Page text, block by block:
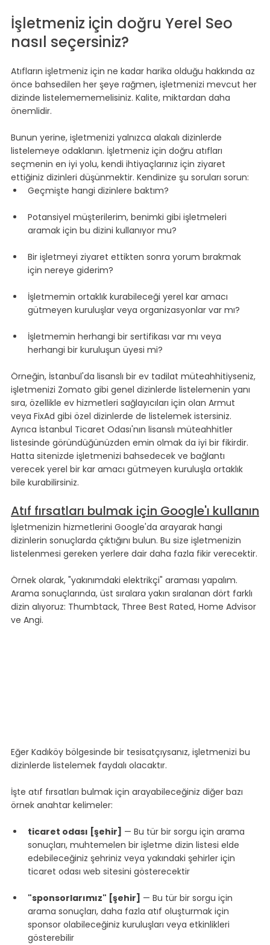
İşletmeniz için doğru Yerel Seo
nasıl seçersiniz?
Atıfların işletmeniz için ne kadar harika olduğu hakkında az
önce bahsedilen her şeye rağmen, işletmenizi mevcut her
dizinde listelemememelisiniz. Kalite, miktardan daha
önemlidir.
Bunun yerine, işletmenizi yalnızca alakalı dizinlerde
listelemeye odaklanın. İşletmeniz için doğru atıfları
seçmenin en iyi yolu, kendi ihtiyaçlarınız için ziyaret
ettiğiniz dizinleri düşünmektir. Kendinize şu soruları sorun:
Geçmişte hangi dizinlere baktım?
Potansiyel müşterilerim, benimki gibi işletmeleri
aramak için bu dizini kullanıyor mu?
Bir işletmeyi ziyaret ettikten sonra yorum bırakmak
için nereye giderim?
İşletmemin ortaklık kurabileceği yerel kar amacı
gütmeyen kuruluşlar veya organizasyonlar var mı?
İşletmemin herhangi bir sertifikası var mı veya
herhangi bir kuruluşun üyesi mi?
Örneğin, İstanbul'da lisanslı bir ev tadilat müteahhitiyseniz,
işletmenizi Zomato gibi genel dizinlerde listelemenin yanı
sıra, özellikle ev hizmetleri sağlayıcıları için olan Armut
veya FixAd gibi özel dizinlerde de listelemek istersiniz.
Ayrıca İstanbul Ticaret Odası'nın lisanslı müteahhitler
listesinde göründüğünüzden emin olmak da iyi bir fikirdir.
Hatta sitenizde işletmenizi bahsedecek ve bağlantı
verecek yerel bir kar amacı gütmeyen kuruluşla ortaklık
bile kurabilirsiniz.
Atıf fırsatları bulmak için Google'ı kullanın
İşletmenizin hizmetlerini Google'da arayarak hangi
dizinlerin sonuçlarda çıktığını bulun. Bu size işletmenizin
listelenmesi gereken yerlere dair daha fazla fikir verecektir.
Örnek olarak, "yakınımdaki elektrikçi" araması yapalım.
Arama sonuçlarında, üst sıralara yakın sıralanan dört farklı
dizin alıyoruz: Thumbtack, Three Best Rated, Home Advisor
ve Angi.
Eğer Kadıköy bölgesinde bir tesisatçıysanız, işletmenizi bu
dizinlerde listelemek faydalı olacaktır.
İşte atıf fırsatları bulmak için arayabileceğiniz diğer bazı
örnek anahtar kelimeler:
ticaret odası [şehir] — Bu tür bir sorgu için arama
sonuçları, muhtemelen bir işletme dizin listesi elde
edebileceğiniz şehriniz veya yakındaki şehirler için
ticaret odası web sitesini gösterecektir
"sponsorlarımız" [şehir] — Bu tür bir sorgu için
arama sonuçları, daha fazla atıf oluşturmak için
sponsor olabileceğiniz kuruluşları veya etkinlikleri
gösterebilir